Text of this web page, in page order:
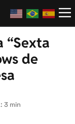
“Sexta
de
3 min